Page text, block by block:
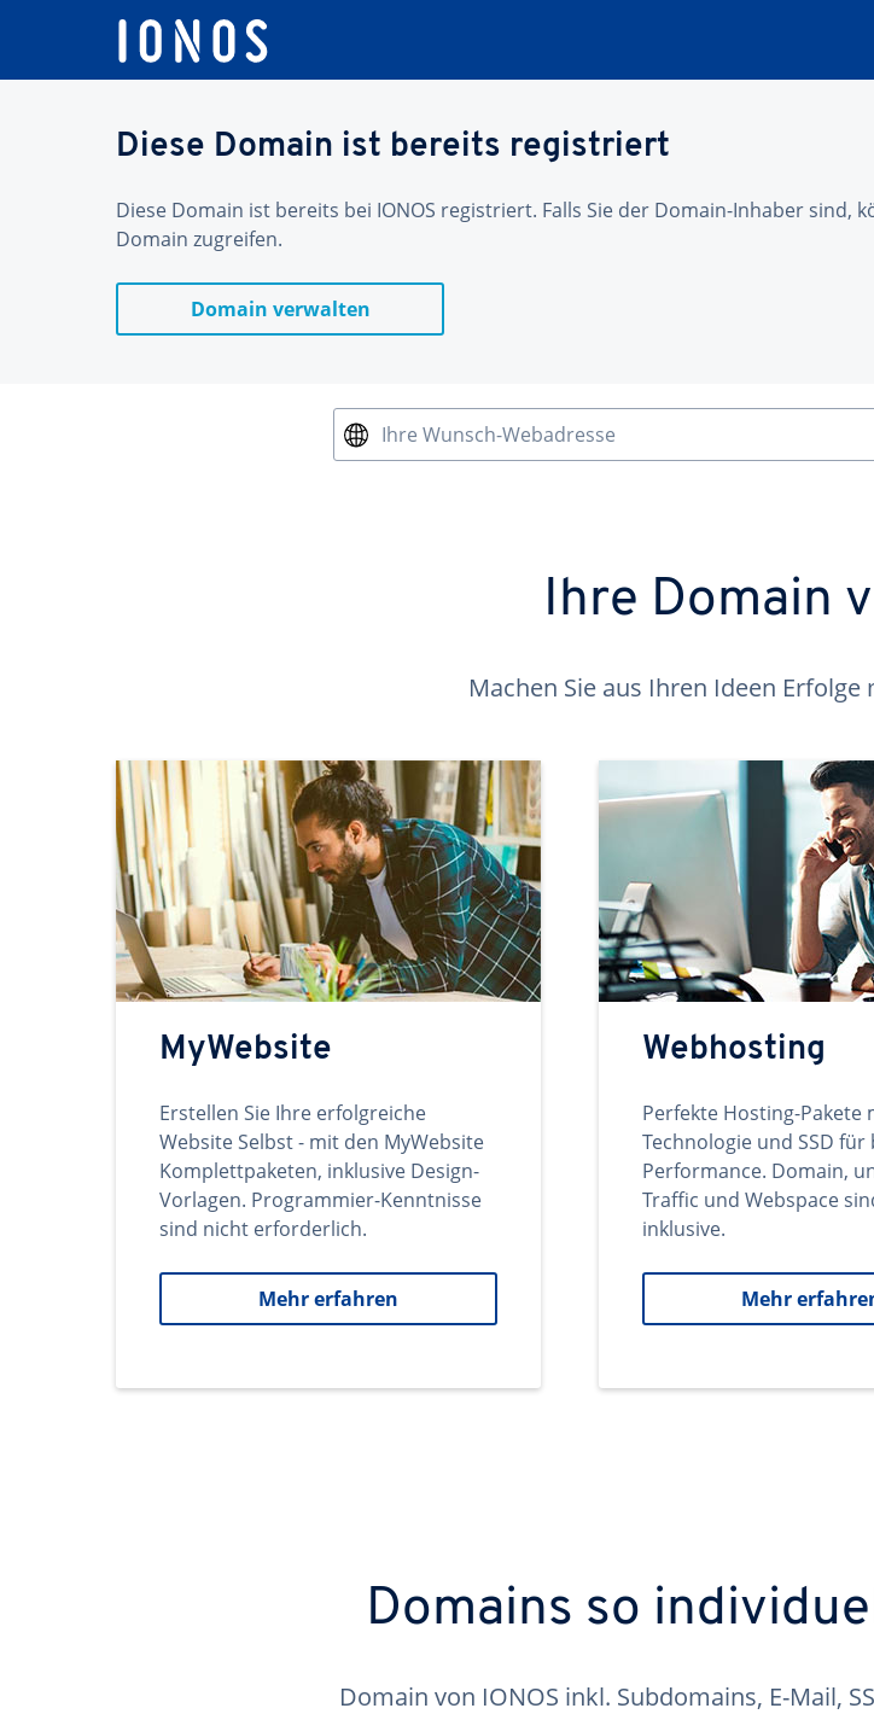
Diese Domain ist bereits registriert
Diese Domain ist bereits bei IONOS registriert. Falls Sie der Domain-Inhaber sind,
Domain zugreifen.
Domain verwalten
Ihre Wunsch-Webadresse
Ihre Domain
Machen Sie aus Ihren Ideen
MyWebsite
Erstellen Sie Ihre erfolgreiche
Website Selbst - mit den MyWebsite
Komplettpaketen, inklusive Design-
Vorlagen. Programmier-Kenntnisse
sind nicht erforderlich.
Mehr erfahren
Webhosting
Perfekte Hosting-Pakete
Technologie und SSD für
Performance. Domain,
Traffic und Webspace
inklusive.
Mehr
Domains so
Domain von IONOS inkl. Subdomains, E-Mail,